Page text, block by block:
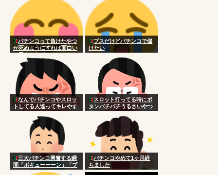
パチンコって負けたやつ
が死ぬようにすれば面白い
と思うんだが
ブスだけどパチンコで儲
けたい
なんでパチンコやスロッ
トしてる人達ってキレやす
いんだろ
スロット打ってる時にボ
タンバチバチうるさいやつ
死ねよ
三大パチンコ興奮する瞬
間「ポキューーーン」「プ
チュン！！！！…」
パチンコやめて1ヶ月経
ちました